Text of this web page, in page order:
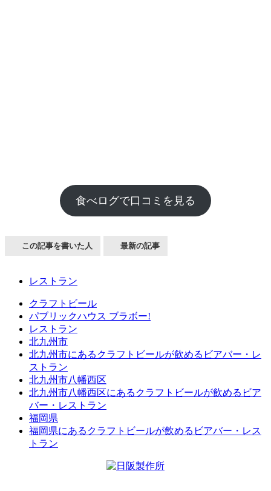
食べログで口コミを見る
この記事を書いた人 最新の記事
レストラン
クラフトビール
パブリックハウス ブラボー!
レストラン
北九州市
北九州市にあるクラフトビールが飲めるビアバー・レ
ストラン
北九州市八幡西区
北九州市八幡西区にあるクラフトビールが飲めるビア
バー・レストラン
福岡県
福岡県にあるクラフトビールが飲めるビアバー・レス
トラン